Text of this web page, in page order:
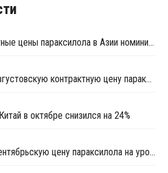
Сентябрьские контрактные цены параксилола в Азии номинированы на уровне USD1 010-1 030 за тонну
ExxonMobil повысила августовскую контрактную цену параксилола для Азии на USD20 за тонну
в октябре снизился на 24%
ExxonMobil объявила сентябрьскую цену параксилола на уровне USD850 за тонну в Азии